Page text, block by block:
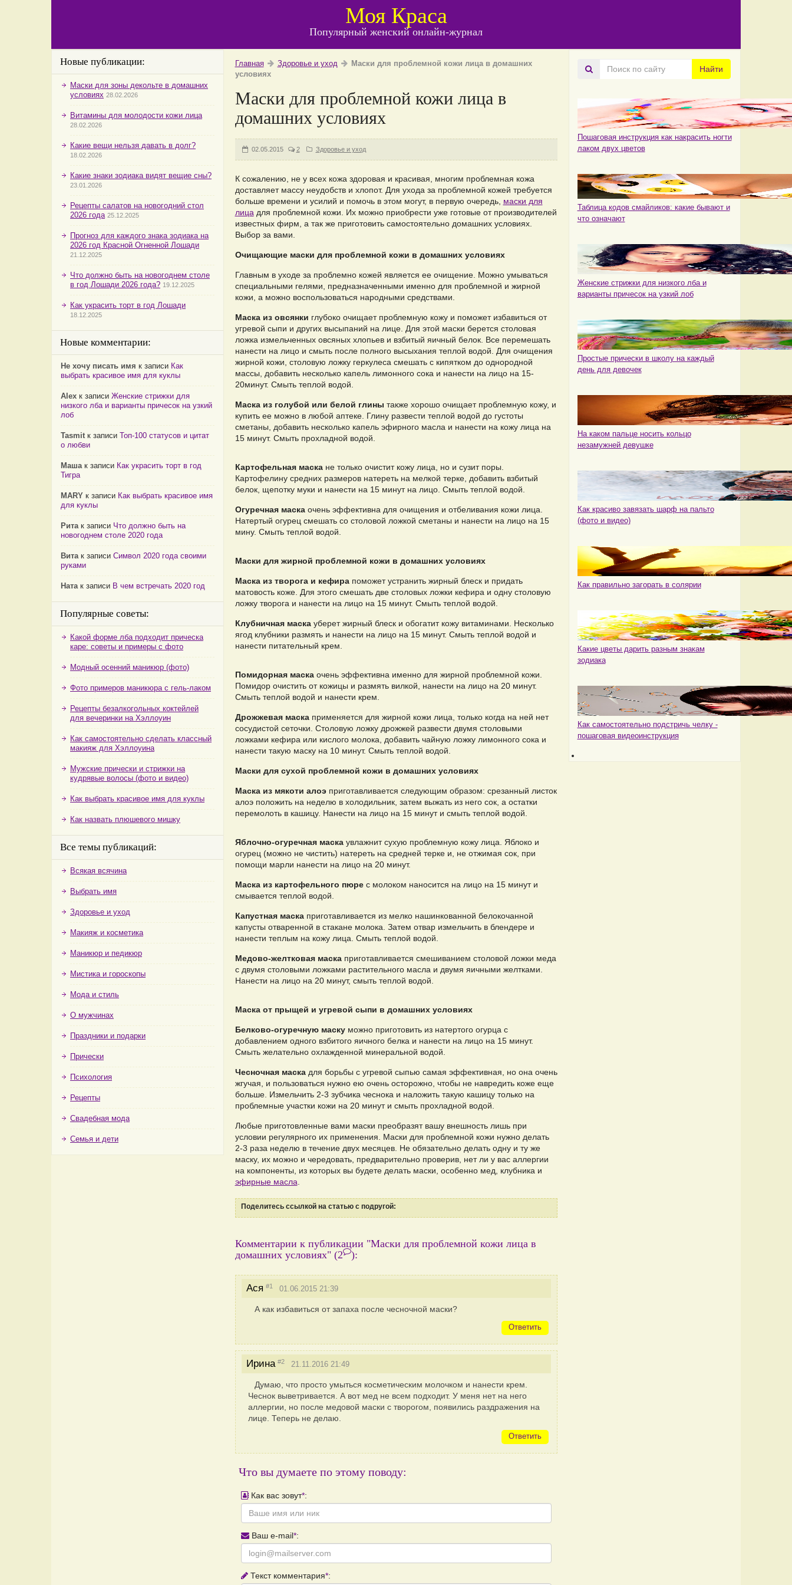
Моя Краса
Популярный женский онлайн-журнал
Главная Здоровье и уход
Маски для проблемной кожи лица в домашних
условиях
Маски для проблемной кожи лица в
домашних условиях
02.05.2015 2 Здоровье и уход
К сожалению, не у всех кожа здоровая и красивая, многим проблемная кожа
доставляет массу неудобств и хлопот. Для ухода за проблемной кожей требуется
больше времени и усилий и помочь в этом могут, в первую очередь, маски для
лица для проблемной кожи. Их можно приобрести уже готовые от производителей
известных фирм, а так же приготовить самостоятельно домашних условиях.
Выбор за вами.
Очищающие маски для проблемной кожи в домашних условиях
Главным в уходе за проблемно кожей является ее очищение. Можно умываться
специальными гелями, предназначенными именно для проблемной и жирной
кожи, а можно воспользоваться народными средствами.
Маска из овсянки глубоко очищает проблемную кожу и поможет избавиться от
угревой сыпи и других высыпаний на лице. Для этой маски берется столовая
ложка измельченных овсяных хлопьев и взбитый яичный белок. Все перемешать
нанести на лицо и смыть после полного высыхания теплой водой. Для очищения
жирной кожи, столовую ложку геркулеса смешать с кипятком до однородной
массы, добавить несколько капель лимонного сока и нанести на лицо на 15-
20минут. Смыть теплой водой.
Маска из голубой или белой глины также хорошо очищает проблемную кожу, и
купить ее можно в любой аптеке. Глину развести теплой водой до густоты
сметаны, добавить несколько капель эфирного масла и нанести на кожу лица на
15 минут. Смыть прохладной водой.
Картофельная маска не только очистит кожу лица, но и сузит поры.
Картофелину средних размеров натереть на мелкой терке, добавить взбитый
белок, щепотку муки и нанести на 15 минут на лицо. Смыть теплой водой.
Огуречная маскаочень эффективна для очищения и отбеливания кожи лица.
Натертый огурец смешать со столовой ложкой сметаны и нанести на лицо на 15
мину. Смыть теплой водой.
Маски для жирной проблемной кожи в домашних условиях
Маска из творога и кефирапоможет устранить жирный блеск и придать
матовость коже. Для этого смешать две столовых ложки кефира и одну столовую
ложку творога и нанести на лицо на 15 минут. Смыть теплой водой.
Клубничная маскауберет жирный блеск и обогатит кожу витаминами. Несколько
ягод клубники размять и нанести на лицо на 15 минут. Смыть теплой водой и
нанести питательный крем.
Помидорная маска очень эффективна именно для жирной проблемной кожи.
Помидор очистить от кожицы и размять вилкой, нанести на лицо на 20 минут.
Смыть теплой водой и нанести крем.
Дрожжевая маска применяется для жирной кожи лица, только когда на ней нет
сосудистой сеточки. Столовую ложку дрожжей развести двумя столовыми
ложками кефира или кислого молока, добавить чайную ложку лимонного сока и
нанести такую маску на 10 минут. Смыть теплой водой.
Маски для сухой проблемной кожи в домашних условиях
Маска из мякоти алоэприготавливается следующим образом: срезанный листок
алоэ положить на неделю в холодильник, затем выжать из него сок, а остатки
перемолоть в кашицу. Нанести на лицо на 15 минут и смыть теплой водой.
Яблочно-огуречная маскаувлажнит сухую проблемную кожу лица. Яблоко и
огурец (можно не чистить) натереть на средней терке и, не отжимая сок, при
помощи марли нанести на лицо на 20 минут.
Маска из картофельного пюрес молоком наносится на лицо на 15 минут и
смывается теплой водой.
Капустная маскаприготавливается из мелко нашинкованной белокочанной
капусты отваренной в стакане молока. Затем отвар измельчить в блендере и
нанести теплым на кожу лица. Смыть теплой водой.
Медово-желтковая маскаприготавливается смешиванием столовой ложки меда
с двумя столовыми ложками растительного масла и двумя яичными желтками.
Нанести на лицо на 20 минут, смыть теплой водой.
Маска от прыщей и угревой сыпи в домашних условиях
Белково-огуречную маскуможно приготовить из натертого огурца с
добавлением одного взбитого яичного белка и нанести на лицо на 15 минут.
Смыть желательно охлажденной минеральной водой.
Чесночная маскадля борьбы с угревой сыпью самая эффективная, но она очень
жгучая, и пользоваться нужно ею очень осторожно, чтобы не навредить коже еще
больше. Измельчить 2-3 зубчика чеснока и наложить такую кашицу только на
проблемные участки кожи на 20 минут и смыть прохладной водой.
Любые приготовленные вами маски преобразят вашу внешность лишь при
условии регулярного их применения. Маски для проблемной кожи нужно делать
2-3 раза неделю в течение двух месяцев. Не обязательно делать одну и ту же
маску, их можно и чередовать, предварительно проверив, нет ли у вас аллергии
на компоненты, из которых вы будете делать маски, особенно мед, клубника и
эфирные масла
Поделитесь ссылкой на статью с подругой:
Комментарии к публикации "Маски для проблемной кожи лица в
домашних условиях" (2 ):
Ася #1 01.06.2015 21:39
А как избавиться от запаха после чесночной маски?
Ответить
Ирина #2 21.11.2016 21:49
Думаю, что просто умыться косметическим молочком и нанести крем.
Чеснок выветривается. А вот мед не всем подходит. У меня нет на него
аллергии, но после медовой маски с творогом, появились раздражения на
лице. Теперь не делаю.
Ответить
Что вы думаете по этому поводу:
Как вас зовут*:
Ваш e-mail*:
Текст комментария*:
Новые публикации:
Маски для зоны декольте в домашних
условиях 28.02.2026
Витамины для молодости кожи лица
28.02.2026
Какие вещи нельзя давать в долг?
18.02.2026
Какие знаки зодиака видят вещие сны?
23.01.2026
Рецепты салатов на новогодний стол
2026 года 25.12.2025
Прогноз для каждого знака зодиака на
2026 год Красной Огненной Лошади
21.12.2025
Что должно быть на новогоднем столе
в год Лошади 2026 года? 19.12.2025
Как украсить торт в год Лошади
18.12.2025
Новые комментарии:
Не хочу писать имя к записи Как
выбрать красивое имя для куклы
Alex к записи Женские стрижки для
низкого лба и варианты причесок на узкий
лоб
Tasmit к записи Топ-100 статусов и цитат
о любви
Машак записи Как украсить торт в год
Тигра
MARY к записи Как выбрать красивое имя
для куклы
Ритак записи Что должно быть на
новогоднем столе 2020 года
Витак записи Символ 2020 года своими
руками
Натак записи В чем встречать 2020 год
Популярные советы:
Какой форме лба подходит прическа
каре: советы и примеры с фото
Модный осенний маникюр (фото)
Фото примеров маникюра с гель-лаком
Рецепты безалкогольных коктейлей
для вечеринки на Хэллоуин
Как самостоятельно сделать классный
макияж для Хэллоуина
Мужские прически и стрижки на
кудрявые волосы (фото и видео)
Как выбрать красивое имя для куклы
Как назвать плюшевого мишку
Все темы публикаций:
Всякая всячина
Выбрать имя
Здоровье и уход
Макияж и косметика
Маникюр и педикюр
Мистика и гороскопы
Мода и стиль
О мужчинах
Праздники и подарки
Прически
Психология
Рецепты
Свадебная мода
Семья и дети
Поиск
по
Найти
Пошаговая инструкция как накрасить ногти
лаком двух цветов
Таблица кодов смайликов: какие бывают и
что означают
Женские стрижки для низкого лба и
варианты причесок на узкий лоб
Простые прически в школу на каждый
день для девочек
На каком пальце носить кольцо
незамужней девушке
Как красиво завязать шарф на пальто
(фото и видео)
Как правильно загорать в солярии
Какие цветы дарить разным знакам
зодиака
Как самостоятельно подстричь челку -
пошаговая видеоинструкция